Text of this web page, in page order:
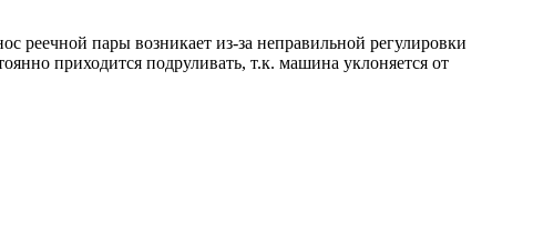
реечной пары возникает из-за неправильной регулировки
приходится подруливать, т.к. машина уклоняется от